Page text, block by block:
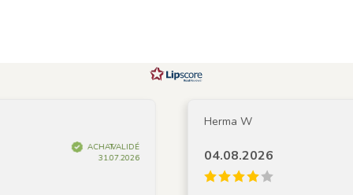
ACHAT VALIDÉ
Herma W
04.08.2026